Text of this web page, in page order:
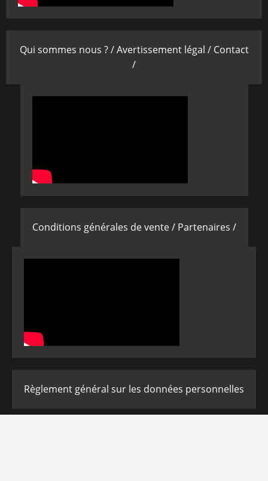
Qui sommes nous ? /Avertissement légal / Contact
/
Conditions générales de vente / Partenaires /
Règlement général sur les données personnelles